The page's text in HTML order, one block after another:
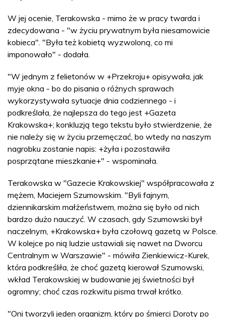
W jej ocenie, Terakowska - mimo że w pracy twarda i
zdecydowana - "w życiu prywatnym była niesamowicie
kobieca". "Była też kobietą wyzwoloną, co mi
imponowało" - dodała.
"W jednym z felietonów w +Przekroju+ opisywała, jak
myje okna - bo do pisania o różnych sprawach
wykorzystywała sytuacje dnia codziennego - i
podkreślała, że najlepsza do tego jest +Gazeta
Krakowska+; konkluzją tego tekstu było stwierdzenie, że
nie należy się w życiu przemęczać, bo wtedy na naszym
nagrobku zostanie napis: +żyła i pozostawiła
posprzątane mieszkanie+" - wspominała.
Terakowska w "Gazecie Krakowskiej" współpracowała z
mężem, Maciejem Szumowskim. "Byli fajnym,
dziennikarskim małżeństwem, można się było od nich
bardzo dużo nauczyć. W czasach, gdy Szumowski był
naczelnym, +Krakowska+ była czołową gazetą w Polsce.
W kolejce po nią ludzie ustawiali się nawet na Dworcu
Centralnym w Warszawie" - mówiła Zienkiewicz-Kurek,
która podkreśliła, że choć gazetą kierował Szumowski,
wkład Terakowskiej w budowanie jej świetności był
ogromny; choć czas rozkwitu pisma trwał krótko.
"Oni tworzyli jeden organizm, który po śmierci Doroty po